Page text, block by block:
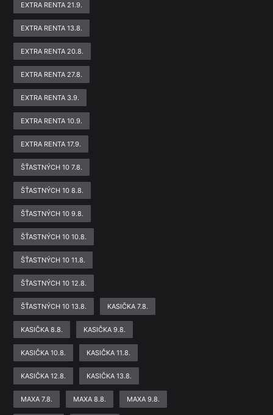
EXTRA RENTA 21.9.
EXTRA RENTA 13.8.
EXTRA RENTA 20.8.
EXTRA RENTA 27.8.
EXTRA RENTA 3.9.
EXTRA RENTA 10.9.
EXTRA RENTA 17.9.
ŠŤASTNÝCH 10 7.8.
ŠŤASTNÝCH 10 8.8.
ŠŤASTNÝCH 10 9.8.
ŠŤASTNÝCH 10 10.8.
ŠŤASTNÝCH 10 11.8.
ŠŤASTNÝCH 10 12.8.
ŠŤASTNÝCH 10 13.8. KASIČKA 7.8.
KASIČKA 8.8. KASIČKA 9.8.
KASIČKA 10.8. KASIČKA 11.8.
KASIČKA 12.8. KASIČKA 13.8.
MAXA 7.8. MAXA 8.8. MAXA 9.8.